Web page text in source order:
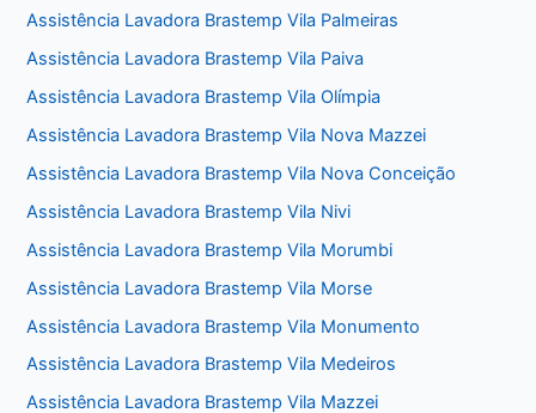
Assistência Lavadora Brastemp Vila Palmeiras
Assistência Lavadora Brastemp Vila Paiva
Assistência Lavadora Brastemp Vila Olímpia
Assistência Lavadora Brastemp Vila Nova Mazzei
Assistência Lavadora Brastemp Vila Nova Conceição
Assistência Lavadora Brastemp Vila Nivi
Assistência Lavadora Brastemp Vila Morumbi
Assistência Lavadora Brastemp Vila Morse
Assistência Lavadora Brastemp Vila Monumento
Assistência Lavadora Brastemp Vila Medeiros
Assistência Lavadora Brastemp Vila Mazzei